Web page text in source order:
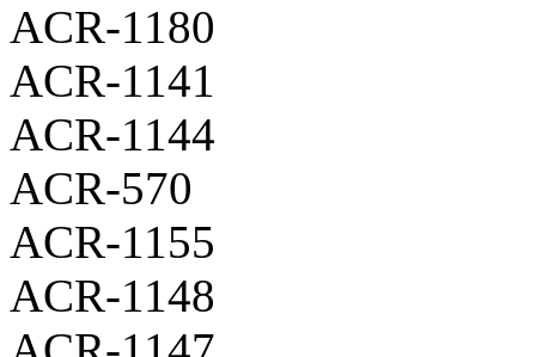
ACR-1180
ACR-1141
ACR-1144
ACR-570
ACR-1155
ACR-1148